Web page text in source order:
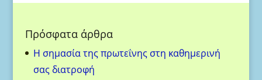
54.18 €.είναι:
Πρόσφατα άρθρα
H σημασία της πρωτεΐνης στη καθημερινή
σας διατροφή